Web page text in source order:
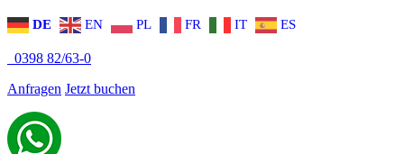
DE EN PL FR IT ES
0398 82/63-0
Anfragen Jetzt buchen